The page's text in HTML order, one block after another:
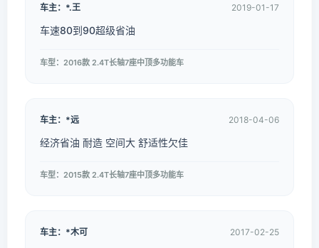
车主：*.王 2019-01-17
车速80到90超级省油
车型：2016款 2.4T长轴7座中顶多功能车
车主：*远 2018-04-06
经济省油 耐造 空间大 舒适性欠佳
车型：2015款 2.4T长轴7座中顶多功能车
车主：*木可 2017-02-25